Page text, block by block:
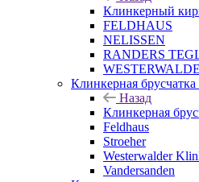
Клинкерный
FELDHAUS
NELISSEN
RANDERS
Клинкерная брусчатка
Назад
Клинкерная
Feldhaus
Stroeher
Westerwalder
Vandersanden